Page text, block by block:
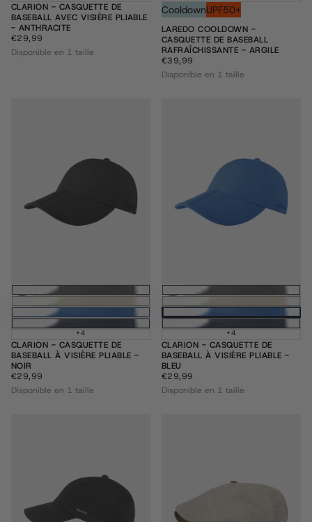
CLARION - CASQUETTE DE
BASEBALL AVEC VISIÈRE PLIABLE
- ANTHRACITE
€29,99
PRIX
RÉGULIER
€29,99
Disponible en 1 taille
CooldownUPF50+
LAREDO COOLDOWN -
CASQUETTE DE BASEBALL
RAFRAÎCHISSANTE - ARGILE
€39,99
PRIX
RÉGULIER
€39,99
Disponible en 1 taille
Ajouter au panier
+4
CLARION - CASQUETTE DE
BASEBALL À VISIÈRE PLIABLE -
NOIR
€29,99
PRIX
RÉGULIER
€29,99
Disponible en 1 taille
Ajouter au
+4
CLARION - CASQUETTE DE
BASEBALL À VISIÈRE PLIABLE -
BLEU
€29,99
PRIX
RÉGULIER
€29,99
Disponible en 1 taille